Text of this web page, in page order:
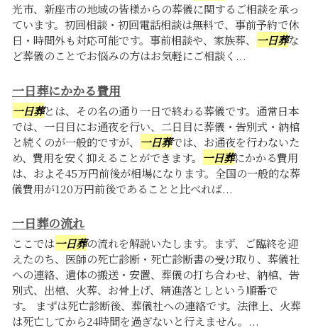
光市、新座市の地域の皆様からの葬儀に関するご相談を承っ
ています。初回相談・初回電話相談は無料で、事前予約で休
日・時間外も対応可能です。事前相談や、家族葬、 一日葬な
ど葬儀のことでお悩みの方はお気軽にご相談く...
一日葬にかかる費用
一日葬とは、その名の通り一日で終わる葬儀です。通常日本
では、一日目にお通夜を行い、二日目に葬儀・告別式・納棺
と続くのが一般的ですが、 一日葬では、お通夜を行わないた
め、費用を安く抑えることができます。 一日葬にかかる費用
は、およそ45万円前後が相場になります。全国の一般的な葬
儀費用が120万円前後であることと比べれば...
一日葬の流れ
ここでは一日葬の流れを解説いたします。まず、ご臨終を迎
えたのち、医師の死亡診断・死亡診断書の受け取り、葬儀社
への連絡、遺体の搬送・安置、葬儀の打ち合わせ、納棺、告
別式、出棺、火葬、お骨上げ、精進落としという順番で
す。 まずは死亡診断後、葬儀社への連絡です。法律上、火葬
は死亡してから24時間を過ぎないと行えません。...